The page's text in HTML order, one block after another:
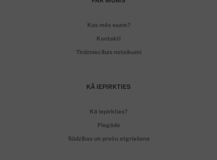
Kas mēs esam?
Kontakti
Tirdzniecības noteikumi
KĀ IEPIRKTIES
Kā iepirkties?
Piegāde
Sūdzības un preču atgriešana